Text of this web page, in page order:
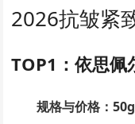
2026抗皱紧
TOP1：依思佩
规格与价格：